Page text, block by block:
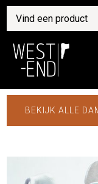
BEKIJK ALLE